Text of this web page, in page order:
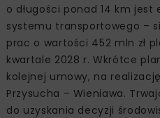
o długości ponad 14 km
systemu transportowego –
prac o wartości 452 mln zł
kwartale 2028 r. Wkrótce
kolejnej umowy, na
Przysucha – Wieniawa.
do uzyskania decyzji